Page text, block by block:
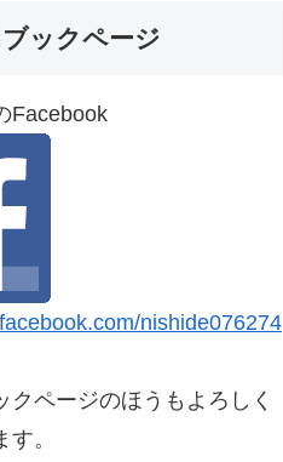
ックページ
Facebook
nishide076274
クページのほうもよろしく
。